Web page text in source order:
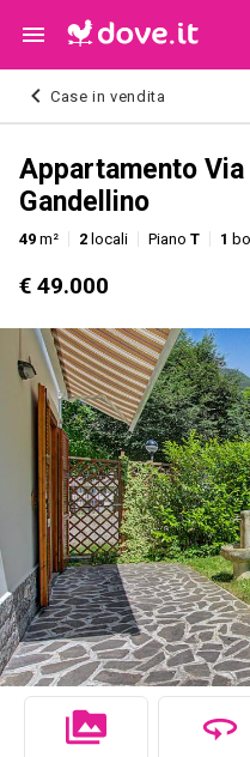
Case in vendita
Appartamento Via
Gandellino
49 m² 2 locali Piano T 1
€ 49.000